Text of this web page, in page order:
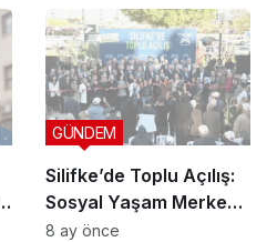
Silifke’de Toplu Açılış:
Sosyal Yaşam Merkezi,
Aşhane ve Uzuncaburç
GÜNDEM
8 ay önce